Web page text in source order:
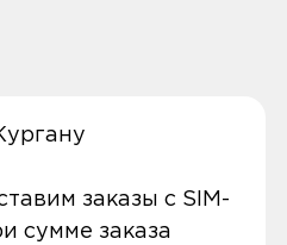
заказы с SIM-
сумме заказа